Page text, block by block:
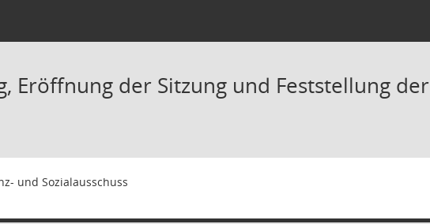
Eröffnung der Sitzung und Feststellung der
und Sozialausschuss